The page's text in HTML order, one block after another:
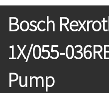
Bosch
1X/055-
Pump